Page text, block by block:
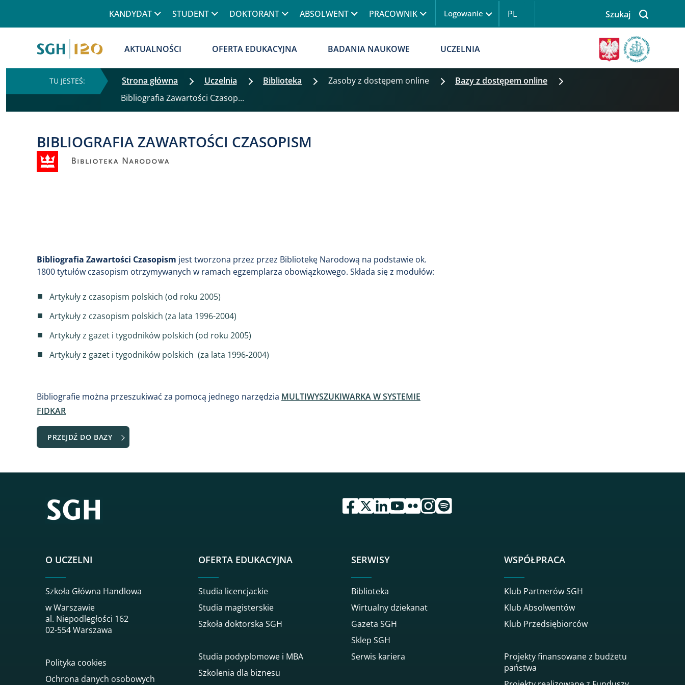
KANDYDAT STUDENT DOKTORANT ABSOLWENT PRACOWNIK Menu logowanie
Logowanie PL
Szukaj
AKTUALNOŚCI
OFERTA EDUKACYJNA BADANIA NAUKOWE UCZELNIA
Obraz
Strona główna Uczelnia Biblioteka Zasoby z dostępem online
Bazy z dostępem online
Bibliografia Zawartości Czasop...
BIBLIOGRAFIA ZAWARTOŚCI CZASOPISM
Obraz
Bibliografia Zawartości Czasopism jest tworzona przez przez Bibliotekę Narodową na podstawie ok.
1800 tytułów czasopism otrzymywanych w ramach egzemplarza obowiązkowego. Składa się z modułów:
Artykuły z czasopism polskich (od roku 2005)
Artykuły z czasopism polskich (za lata 1996-2004)
Artykuły z gazet i tygodników polskich (od roku 2005)
Artykuły z gazet i tygodników polskich (za lata 1996-2004)
Bibliografie można przeszukiwać za pomocą jednego narzędzia MULTIWYSZUKIWARKA W SYSTEMIE
FIDKAR
PRZEJDŹ DO BAZY
przejdź do serwisu facebook sgh
przejdź do serwisu twitter sgh
przejdź do serwisu linkedin sgh
przejdź do serwisu youtube sgh
przejdź do serwisu flickr sgh
przejdź do serwisu instagram sgh
przejdź do serwisu spotify sgh
O UCZELNI
Szkoła Główna Handlowa
w Warszawie
al. Niepodległości 162
02-554 Warszawa
Polityka cookies
Ochrona danych osobowych
OFERTA EDUKACYJNA
Studia licencjackie
Studia magisterskie
Szkoła doktorska SGH
Studia podyplomowe i MBA
Szkolenia dla biznesu
SERWISY
Biblioteka
Wirtualny dziekanat
Gazeta SGH
Sklep SGH
Serwis kariera
WSPÓŁPRACA
Klub Partnerów SGH
Klub Absolwentów
Klub Przedsiębiorców
Projekty finansowane z budżetu
państwa